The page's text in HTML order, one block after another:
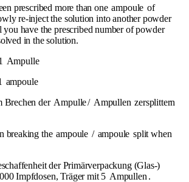
prescribed more than one ampoule of
re-inject the solution into another powder
you have the prescribed number of powder
in the solution.
Ampulle
ampoule
Brechen der Ampulle/ Ampullen zersplittern
breaking the ampoule / ampoule split when
der Primärverpackung (Glas-)
Impfdosen, Träger mit 5 Ampullen .